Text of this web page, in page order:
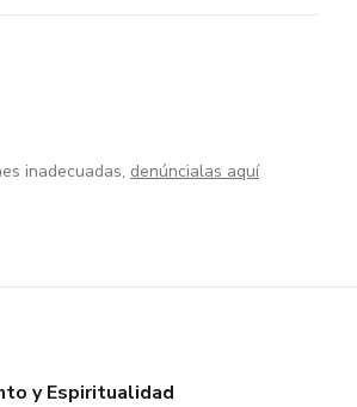
inadecuadas, denúncialas aquí
y Espiritualidad